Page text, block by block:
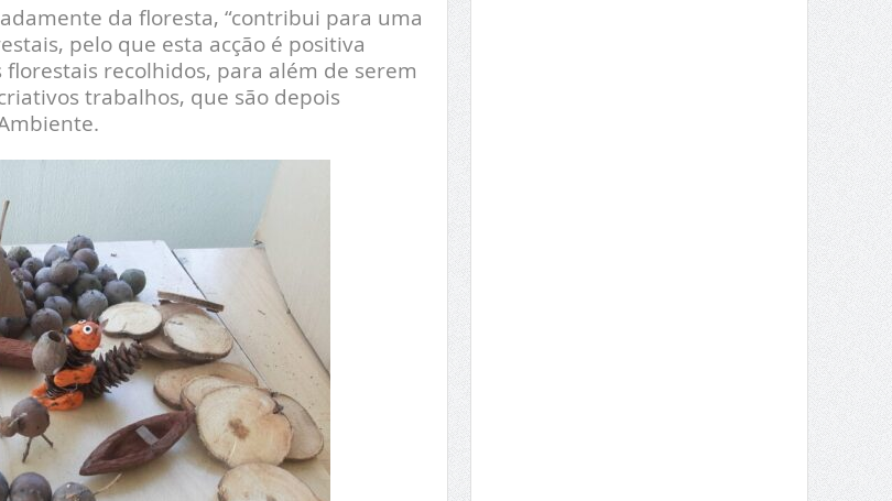
da floresta, “contribui para uma
pelo que esta acção é positiva
recolhidos, para além de serem
trabalhos, que são depois